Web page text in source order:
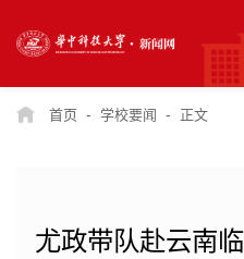
首页 - 学校要闻 - 正文
尤政带队赴云南